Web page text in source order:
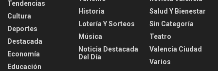
Tendencias
Cultura
Deportes
Destacada
Economía
Educación
Historia
Lotería Y Sorteos
Música
Noticia Destacada
Del Día
Salud Y Bienestar
Sin Categoría
Teatro
Valencia Ciudad
Varios